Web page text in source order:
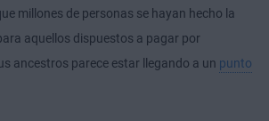
millones de personas se hayan hecho la
aquellos dispuestos a pagar por
ancestros parece estar llegando a un punto